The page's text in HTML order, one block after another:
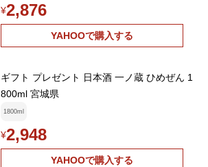
¥2,876
YAHOOで購入する
ギフト プレゼント 日本酒 一ノ蔵 ひめぜん 1
800ml 宮城県
1800ml
¥2,948
YAHOOで購入する